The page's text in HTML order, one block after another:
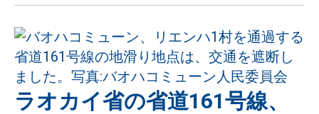
ラオカイ省の省道161号線、